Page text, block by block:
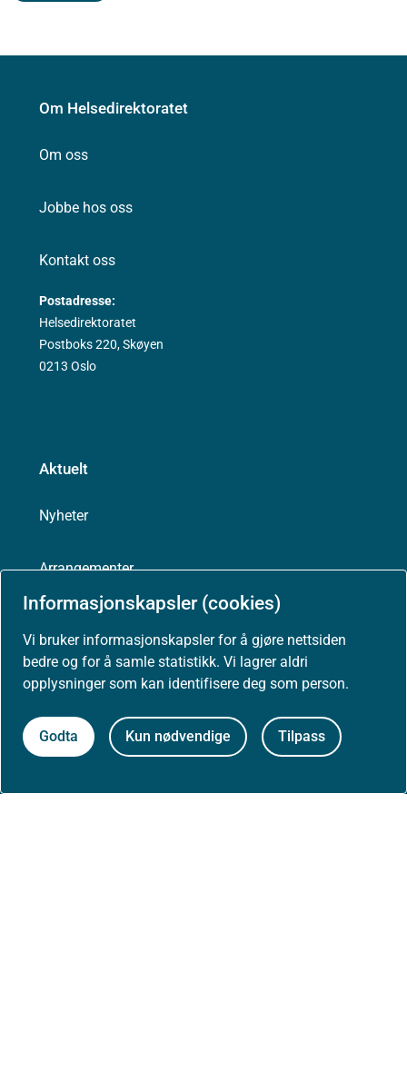
Informasjonskapsler (cookies)
Vi bruker informasjonskapsler for å gjøre nettsiden
bedre og for å samle statistikk. Vi lagrer aldri
opplysninger som kan identifisere deg som person.
Godta Kun nødvendige Tilpass
Om Helsedirektoratet
Om oss
Jobbe hos oss
Kontakt oss
Postadresse:
Helsedirektoratet
Postboks 220, Skøyen
0213 Oslo
Aktuelt
Nyheter
Arrangementer
Presse